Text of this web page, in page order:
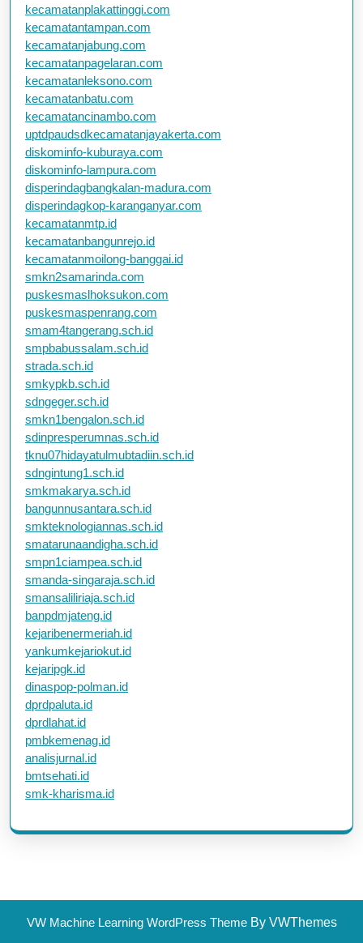
kecamatanplakattinggi.com
kecamatantampan.com
kecamatanjabung.com
kecamatanpagelaran.com
kecamatanleksono.com
kecamatanbatu.com
kecamatancinambo.com
uptdpaudsdkecamatanjayakerta.com
diskominfo-kuburaya.com
diskominfo-lampura.com
disperindagbangkalan-madura.com
disperindagkop-karanganyar.com
kecamatanmtp.id
kecamatanbangunrejo.id
kecamatanmoilong-banggai.id
smkn2samarinda.com
puskesmaslhoksukon.com
puskesmaspenrang.com
smam4tangerang.sch.id
smpbabussalam.sch.id
strada.sch.id
smkypkb.sch.id
sdngeger.sch.id
smkn1bengalon.sch.id
sdinpresperumnas.sch.id
tknu07hidayatulmubtadiin.sch.id
sdngintung1.sch.id
smkmakarya.sch.id
bangunnusantara.sch.id
smkteknologiannas.sch.id
smatarunaandigha.sch.id
smpn1ciampea.sch.id
smanda-singaraja.sch.id
smansaliliriaja.sch.id
banpdmjateng.id
kejaribenermeriah.id
yankumkejariokut.id
kejaripgk.id
dinaspop-polman.id
dprdpaluta.id
dprdlahat.id
pmbkemenag.id
analisjurnal.id
bmtsehati.id
smk-kharisma.id
VW Machine Learning WordPress ThemeBy VWThemes